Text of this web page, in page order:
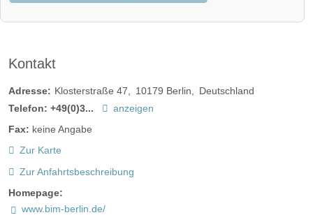
Kontakt
Adresse: Klosterstraße 47 10179 Berlin
Deutschland
Telefon: +49(0)3...
anzeigen
Fax: keine Angabe
Zur Karte
Zur Anfahrtsbeschreibung
Homepage:
www.bim-berlin.de/